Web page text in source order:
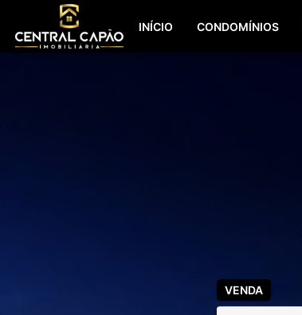
INÍCIO CONDOMÍNIOS
VENDA